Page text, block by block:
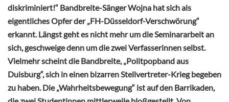
diskriminiert!“ Bandbreite-Sänger Wojna hat sich als
eigentliches Opfer der „FH-Düsseldorf-Verschwörung“
erkannt. Längst geht es nicht mehr um die Seminararbeit an
sich, geschweige denn um die zwei Verfasserinnen selbst.
Vielmehr scheint die Bandbreite, „Politpopband aus
Duisburg“, sich in einen bizarren Stellvertreter-Krieg begeben
zu haben. Die „Wahrheitsbewegung“ ist auf den Barrikaden,